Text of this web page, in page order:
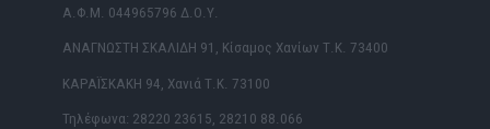
Α.Φ.Μ. 044965796 Δ.Ο.Υ.
ΑΝΑΓΝΩΣΤΗ ΣΚΑΛΙΔΗ 91, Κίσαμος Χανίων Τ.Κ. 73400
ΚΑΡΑΪΣΚΑΚΗ 94, Χανιά Τ.Κ. 73100
Τηλέφωνα: 28220 23615, 28210 88.066